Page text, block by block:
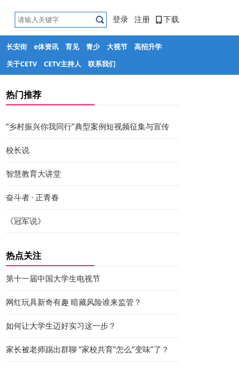
登录 注册 下载
长安街 e体资讯 育见 青少 大视节
高招升学
关于CETV CETV主持人 联系我们
热门推荐
“乡村振兴你我同行”典型案例短视频征集与宣传
校长说
智慧教育大讲堂
奋斗者 · 正青春
《冠军说》
热点关注
第十一届中国大学生电视节
网红玩具新奇有趣 暗藏风险谁来监管？
如何让大学生迈好实习这一步？
家长被老师踢出群聊 “家校共育”怎么“变味”了？